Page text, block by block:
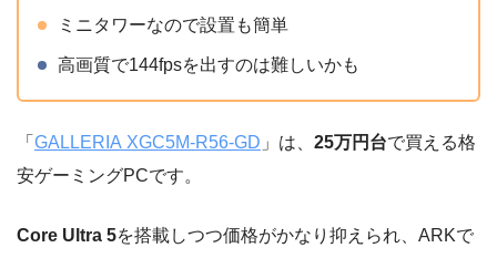
ミニタワーなので設置も簡単
高画質で144fpsを出すのは難しいかも
「 GALLERIA XGC5M-R56-GD 」は、 25万円台で買える格
安ゲーミングPCです。
Core Ultra 5を搭載しつつ価格がかなり抑えられ、ARKで